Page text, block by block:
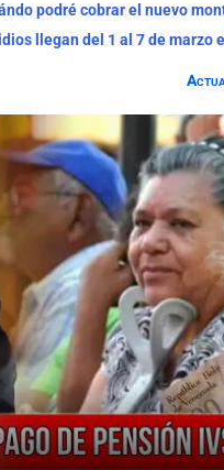
podré cobrar el nuevo
llegan del 1 al 7 de marzo